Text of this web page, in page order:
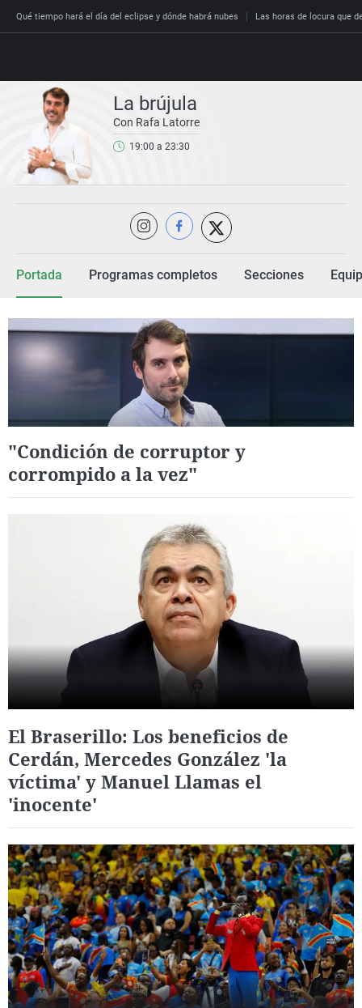
Qué tiempo hará el día del eclipse y dónde habrá nubes Las horas de locura que
Directo
Programas
Podcast
España
Deportes
El tiempo
La brújula
Con Rafa Latorre
19:00 a 23:30
Portada Programas completos Secciones
"Condición de corruptor y
corrompido a la vez"
El Braserillo: Los beneficios de
Cerdán, Mercedes González 'la
víctima' y Manuel Llamas el
'inocente'